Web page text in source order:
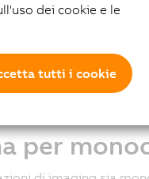
eliminando
a
del processo.
Questo ci
di autonomia”,
per
dei cookie e le
tutti i cookie